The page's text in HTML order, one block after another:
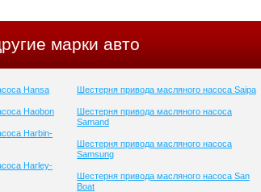
марки авто
Hansa
Haobon
Harbin-
Harley-
Шестерня привода масляного насоса Saipa
Шестерня привода масляного насоса
Samand
Шестерня привода масляного насоса
Samsung
Шестерня привода масляного насоса San
Boat